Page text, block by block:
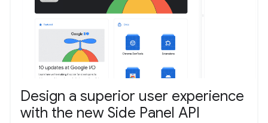
Design a superior user experience
with the new Side Panel API